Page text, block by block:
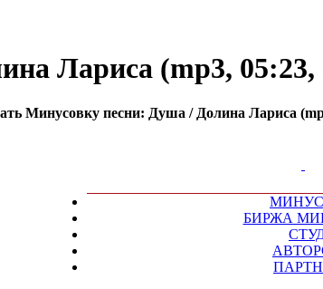
Лариса (mp3, 05:23,
Минусовку песни: Душа / Долина Лариса
БИРЖА